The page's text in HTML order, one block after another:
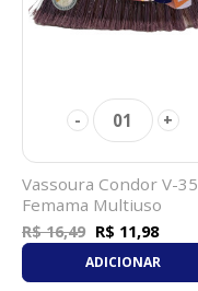
- 01 +
Vassoura Condor V-35
Femama Multiuso
R$ 16,49 R$ 11,98
ADICIONAR